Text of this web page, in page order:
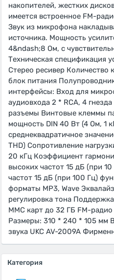
накопителей, жестких
имеется встроенное FM-
Звук из микрофона
источника. Мощность
4&ndash;8 Ом, с
Техническая спецификация
Стерео ресивер Количество
блок питания
интерфейсы: Вход для
аудиовхода 2 * RCA, 4
разъемы Винтовые клеммы
мощность DIN 40 Вт (4 Ом, 1
среднеквадратичное
THD) Сопротивление
20 кГц Коэффициент
высоких частот 15 дБ (при
частот 15 дБ (при 100 Гц)
форматы MP3, Wave
регулировка тона
MMC карт до 32 ГБ FM-
Размеры: 310 * 240 * 105 мм
звука UKC AV-2009A
Категория